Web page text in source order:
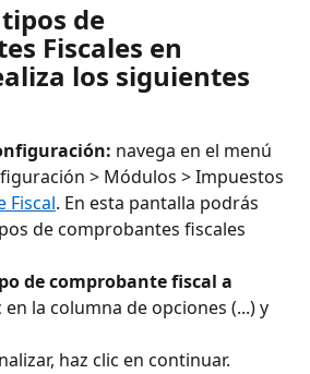
de
Fiscales en
los siguientes
navega en el menú
> Módulos > Impuestos
Fiscal. En esta pantalla podrás
de comprobantes fiscales
de comprobante fiscal a
en la columna de opciones (...) y
haz clic en continuar.